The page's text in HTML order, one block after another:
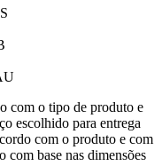
com o tipo de produto e
escolhido para entrega
com o produto e com
com base nas dimensões